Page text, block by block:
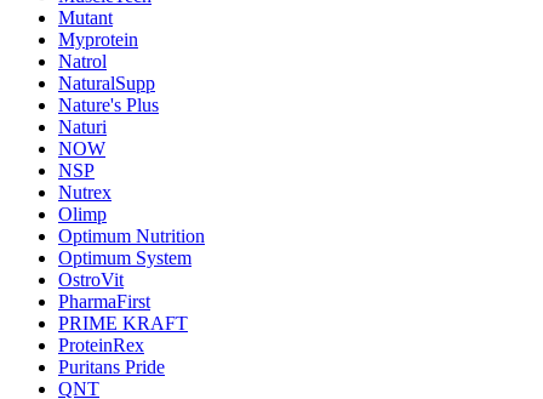
Mutant
Myprotein
Natrol
NaturalSupp
Nature's Plus
Naturi
NOW
NSP
Nutrex
Olimp
Optimum Nutrition
Optimum System
OstroVit
PharmaFirst
PRIME KRAFT
ProteinRex
Puritans Pride
QNT